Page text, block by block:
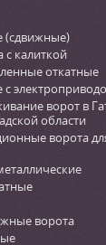
(сдвижные)
с калиткой
откатные
с
ворот в
области
ворота
ворота